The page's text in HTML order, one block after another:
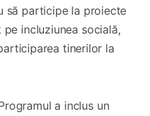
să participe la proiecte
incluziunea socială,
tinerilor la
a inclus un